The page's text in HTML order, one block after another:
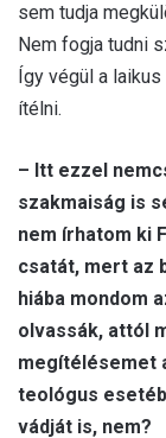
sem tudja
Nem fogja tudni
Így végül a
ítélni.
– Itt ezzel
szakmaiság is
nem írhatom ki
csatát, mert az
hiába mondom
olvassák, attól
megítélésemet
teológus
vádját is, nem?